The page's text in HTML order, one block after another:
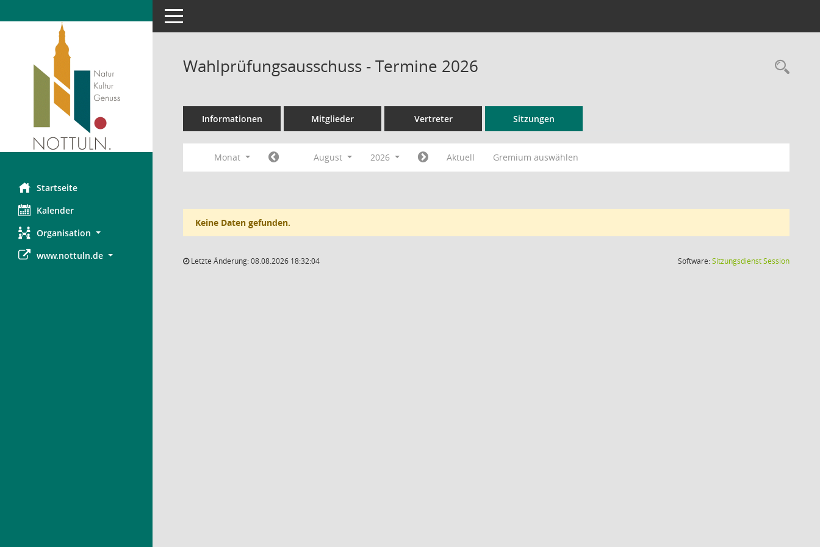
Startseite
Kalender
Organisation
www.nottuln.de
Toggle navigation
Wahlprüfungsausschuss - Termine 2026
Informationen Mitglieder Vertreter Sitzungen
Monat August 2026 Aktuell Gremium auswählen
Keine Daten gefunden.
Letzte Änderung: 08.08.2026 18:32:04 Software:SitzungsdienstSession(Wird in